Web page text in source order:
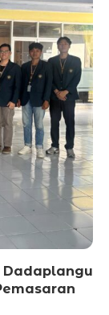
Dadaplangu